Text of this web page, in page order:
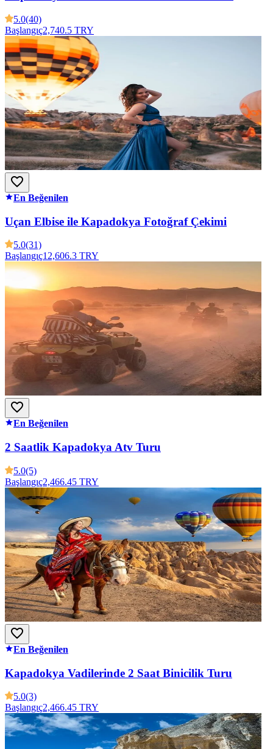
5.0(40)
Başlangıç2,740.5 TRY
En Beğenilen
Uçan Elbise ile Kapadokya Fotoğraf Çekimi
5.0(31)
Başlangıç12,606.3 TRY
En Beğenilen
2 Saatlik Kapadokya Atv Turu
5.0(5)
Başlangıç2,466.45 TRY
En Beğenilen
Kapadokya Vadilerinde 2 Saat Binicilik Turu
5.0(3)
Başlangıç2,466.45 TRY